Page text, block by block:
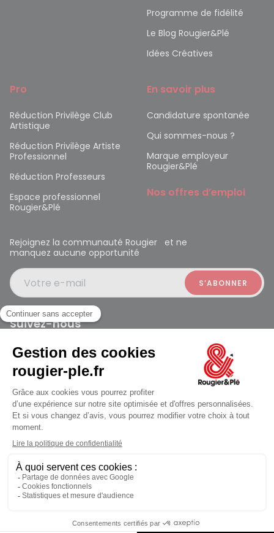
Ferme à 19:30
Programme de fidélité
Le Blog Rougier&Plé
Idées Créatives
Pro
Réduction Privilège Club
Artistique
Réduction Privilège Artiste
Professionnel
Réduction Professeurs
Espace professionnel
Rougier&Plé
En savoir plus
Candidature spontanée
Qui sommes-nous ?
Marque employeur
Rougier&Plé
Nos offres d’emploi
Rejoignez la communauté Rougier et ne
manquez aucune opportunité
Votre e-mail
Suivez-nous
Rougier et Plé 2024 Copyright
Mentions légales
Conditions générales des ventes
Données personnelles
Paiement sécurisé